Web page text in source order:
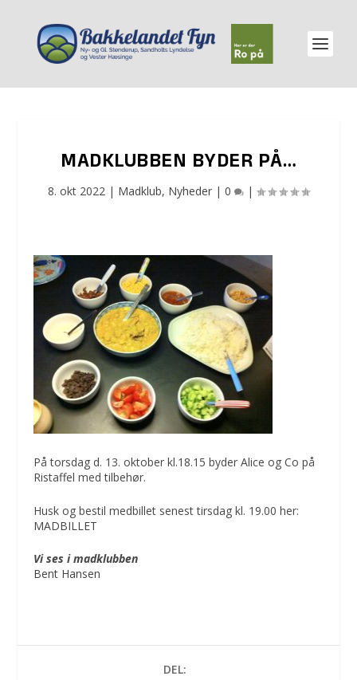
MADKLUBBEN BYDER PÅ…
8. okt 2022 | Madklub, Nyheder | 0 |
På torsdag d. 13. oktober kl.18.15 byder Alice og Co på
Ristaffel med tilbehør.
Husk og bestil medbillet senest tirsdag kl. 19.00 her:
MADBILLET
Vi ses i madklubben
Bent Hansen
DEL: